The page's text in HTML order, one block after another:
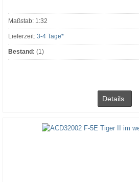
Maßstab: 1:32
Lieferzeit: 3-4 Tage*
Bestand: (1)
Details